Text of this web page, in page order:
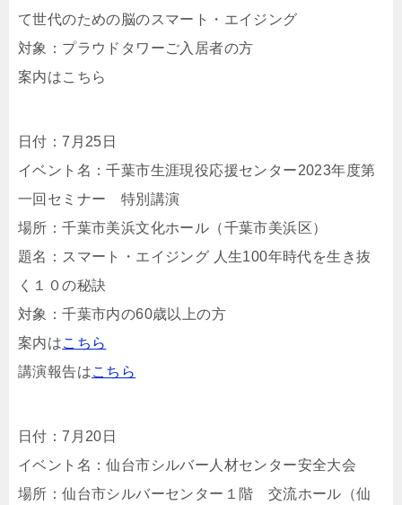
て世代のための脳のスマート・エイジング
対象：プラウドタワーご入居者の方
案内はこちら
日付：7月25日
イベント名：千葉市生涯現役応援センター2023年度第
一回セミナー 特別講演
場所：千葉市美浜文化ホール（千葉市美浜区）
題名：スマート・エイジング 人生100年時代を生き抜
く１０の秘訣
対象：千葉市内の60歳以上の方
案内はこちら
講演報告はこちら
日付：7月20日
イベント名：仙台市シルバー人材センター安全大会
場所：仙台市シルバーセンター１階 交流ホール（仙